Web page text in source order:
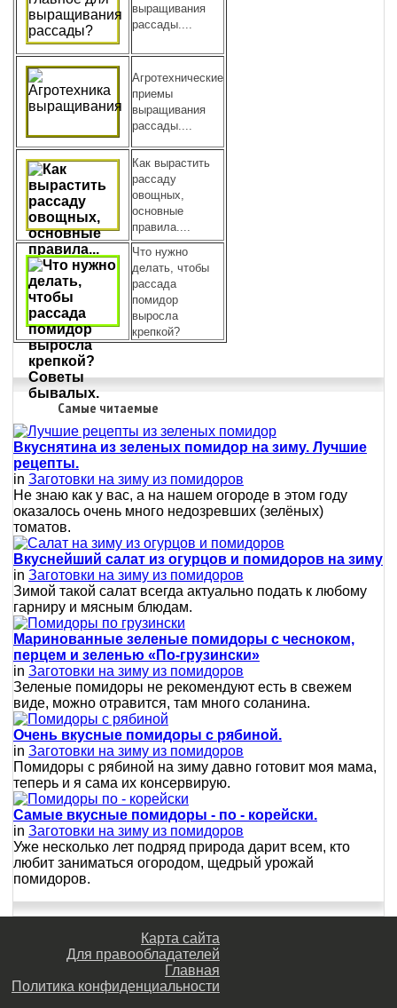
выращивания
рассады....
Агротехнические
приемы
выращивания
рассады....
Как вырастить
рассаду
овощных,
основные
правила....
Что нужно
делать, чтобы
рассада
помидор
выросла
крепкой?
Самые читаемые
Вкуснятина из зеленых помидор на зиму. Лучшие
рецепты.
in Заготовки на зиму из помидоров
Не знаю как у вас, а на нашем огороде в этом году
оказалось очень много недозревших (зелёных)
томатов.
Вкуснейший салат из огурцов и помидоров на зиму
in Заготовки на зиму из помидоров
Зимой такой салат всегда актуально подать к любому
гарниру и мясным блюдам.
Маринованные зеленые помидоры с чесноком,
перцем и зеленью «По-грузински»
in Заготовки на зиму из помидоров
Зеленые помидоры не рекомендуют есть в свежем
виде, можно отравится, там много соланина.
Очень вкусные помидоры с рябиной.
in Заготовки на зиму из помидоров
Помидоры с рябиной на зиму давно готовит моя мама,
теперь и я сама их консервирую.
Самые вкусные помидоры - по - корейски.
in Заготовки на зиму из помидоров
Уже несколько лет подряд природа дарит всем, кто
любит заниматься огородом, щедрый урожай
помидоров.
Карта сайта
Для правообладателей
Главная
Политика конфиденциальности